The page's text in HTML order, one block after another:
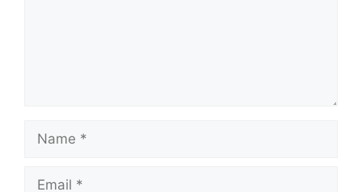
Name
Email